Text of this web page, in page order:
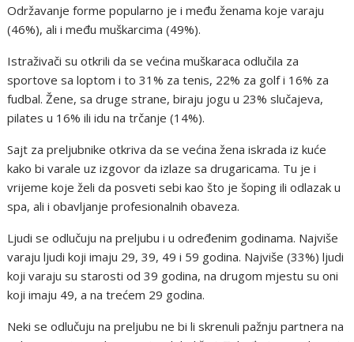
Održavanje forme popularno je i među ženama koje varaju
(46%), ali i među muškarcima (49%).
Istraživači su otkrili da se većina muškaraca odlučila za
sportove sa loptom i to 31% za tenis, 22% za golf i 16% za
fudbal. Žene, sa druge strane, biraju jogu u 23% slučajeva,
pilates u 16% ili idu na trčanje (14%).
Sajt za preljubnike otkriva da se većina žena iskrada iz kuće
kako bi varale uz izgovor da izlaze sa drugaricama. Tu je i
vrijeme koje želi da posveti sebi kao što je šoping ili odlazak u
spa, ali i obavljanje profesionalnih obaveza.
Ljudi se odlučuju na preljubu i u određenim godinama. Najviše
varaju ljudi koji imaju 29, 39, 49 i 59 godina. Najviše (33%) ljudi
koji varaju su starosti od 39 godina, na drugom mjestu su oni
koji imaju 49, a na trećem 29 godina.
Neki se odlučuju na preljubu ne bi li skrenuli pažnju partnera na